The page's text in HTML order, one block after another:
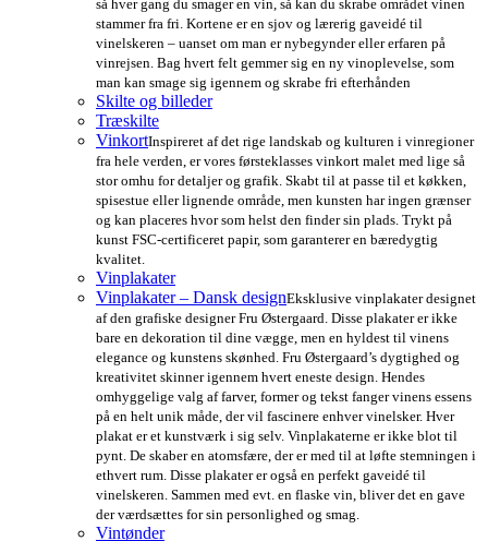
så hver gang du smager en vin, så kan du skrabe området vinen
stammer fra fri. Kortene er en sjov og lærerig gaveidé til
vinelskeren – uanset om man er nybegynder eller erfaren på
vinrejsen. Bag hvert felt gemmer sig en ny vinoplevelse, som
man kan smage sig igennem og skrabe fri efterhånden
Skilte og billeder
Træskilte
VinkortInspireret af det rige landskab og kulturen i vinregioner
fra hele verden, er vores førsteklasses vinkort malet med lige så
stor omhu for detaljer og grafik. Skabt til at passe til et køkken,
spisestue eller lignende område, men kunsten har ingen grænser
og kan placeres hvor som helst den finder sin plads. Trykt på
kunst FSC-certificeret papir, som garanterer en bæredygtig
kvalitet.
Vinplakater
Vinplakater – Dansk designEksklusive vinplakater designet
af den grafiske designer Fru Østergaard. Disse plakater er ikke
bare en dekoration til dine vægge, men en hyldest til vinens
elegance og kunstens skønhed. Fru Østergaard’s dygtighed og
kreativitet skinner igennem hvert eneste design. Hendes
omhyggelige valg af farver, former og tekst fanger vinens essens
på en helt unik måde, der vil fascinere enhver vinelsker. Hver
plakat er et kunstværk i sig selv. Vinplakaterne er ikke blot til
pynt. De skaber en atomsfære, der er med til at løfte stemningen i
ethvert rum. Disse plakater er også en perfekt gaveidé til
vinelskeren. Sammen med evt. en flaske vin, bliver det en gave
der værdsættes for sin personlighed og smag.
Vintønder